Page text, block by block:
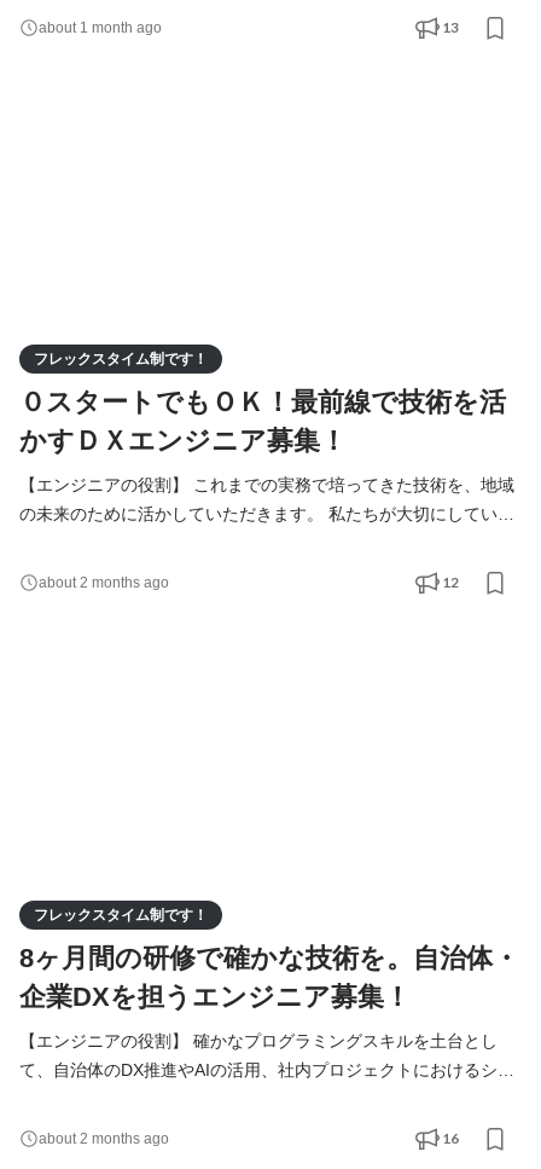
技術を習得し、段階的に実務へと携わっていきます。 住民や職員
の皆さん、地域に根差した企業様の「生の声」を直接聞きながら
about 1 month ago 13
フレックスタイム制です！
０スタートでもＯＫ！最前線で技術を活
かすＤＸエンジニア募集！
【エンジニアの役割】 これまでの実務で培ってきた技術を、地域
の未来のために活かしていただきます。 私たちが大切にしている
の方々の暮らしや、地方の企業の業務がどう変わるかです。その
about 2 months ago 12
フレックスタイム制です！
8ヶ月間の研修で確かな技術を。自治体・
企業DXを担うエンジニア募集！
【エンジニアの役割】 確かなプログラミングスキルを土台とし
て、自治体のDX推進やAIの活用、社内プロジェクトにおけるシス
技術を習得し、段階的に実務へと携わっていきます。 住民や職員
の皆さん、地域に根差した企業様の「生の声」を直接聞きながら
about 2 months ago 16